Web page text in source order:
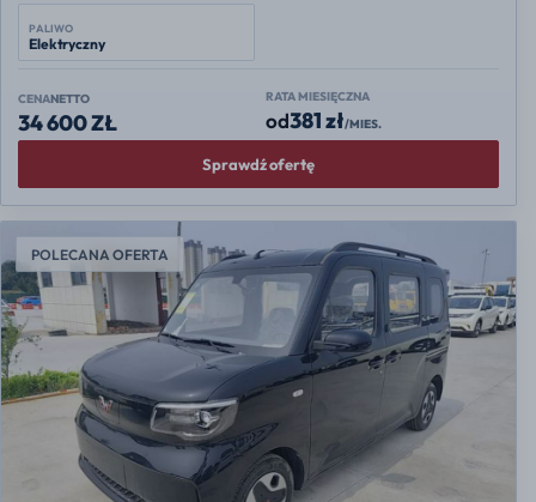
PALIWO
Elektryczny
CENANETTO
34 600 ZŁ
RATA MIESIĘCZNA
od381 zł/MIES.
Sprawdź ofertę
POLECANA OFERTA